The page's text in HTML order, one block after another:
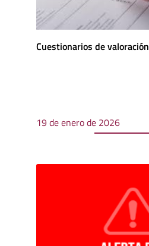
Cuestionarios de valoración
19 de enero de 2026